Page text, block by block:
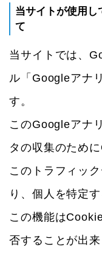
当サイトが使用し
て
当サイトでは、
ル「Googleアナ
す。
このGoogleアナ
タの収集のため
このトラフィッ
り、個人を特定
この機能は
否することが出